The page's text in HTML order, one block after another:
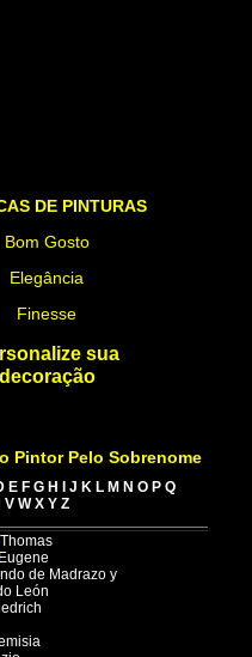
DE PINTURAS
Bom Gosto
Elegância
Finesse
sua
decoração
Pintor Pelo Sobrenome
E F G H J K L M N O P Q
V W X Y Z
Thomas
Eugene
de Madrazo y
León